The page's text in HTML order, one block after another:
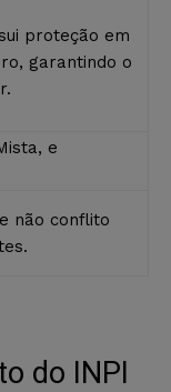
proteção em
garantindo o
e
não conflito
do INPI